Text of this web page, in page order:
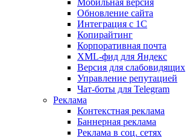
Мобильная версия
Обновление сайта
Интеграция с 1С
Копирайтинг
Корпоративная почта
XML-фид для Яндекс
Версия для слабовидящих
Управление репутацией
Чат-боты для Telegram
Реклама
Контекстная реклама
Баннерная реклама
Реклама в соц. сетях